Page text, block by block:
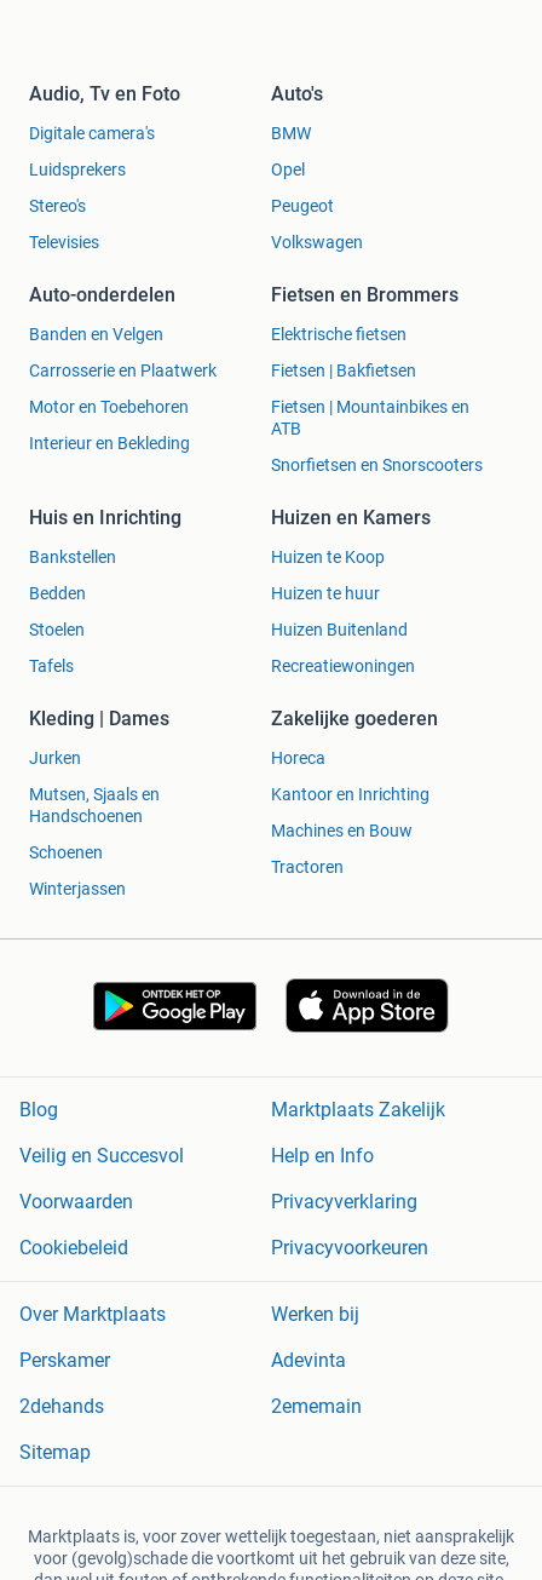
Audio, Tv en Foto
Digitale camera's
Luidsprekers
Stereo's
Televisies
Auto's
BMW
Opel
Peugeot
Volkswagen
Auto-onderdelen
Banden en Velgen
Carrosserie en Plaatwerk
Motor en Toebehoren
Interieur en Bekleding
Fietsen en Brommers
Elektrische fietsen
Fietsen | Bakfietsen
Fietsen | Mountainbikes en
ATB
Snorfietsen en Snorscooters
Huis en Inrichting
Bankstellen
Bedden
Stoelen
Tafels
Huizen en Kamers
Huizen te Koop
Huizen te huur
Huizen Buitenland
Recreatiewoningen
Kleding | Dames
Jurken
Mutsen, Sjaals en
Handschoenen
Schoenen
Winterjassen
Zakelijke goederen
Horeca
Kantoor en Inrichting
Machines en Bouw
Tractoren
Blog
Marktplaats Zakelijk
Veilig en Succesvol
Help en Info
Voorwaarden
Privacyverklaring
Cookiebeleid
Privacyvoorkeuren
Over Marktplaats
Werken bij
Perskamer
Adevinta
2dehands
2ememain
Sitemap
Marktplaats is, voor zover wettelijk toegestaan, niet aansprakelijk
voor (gevolg)schade die voortkomt uit het gebruik van deze site,